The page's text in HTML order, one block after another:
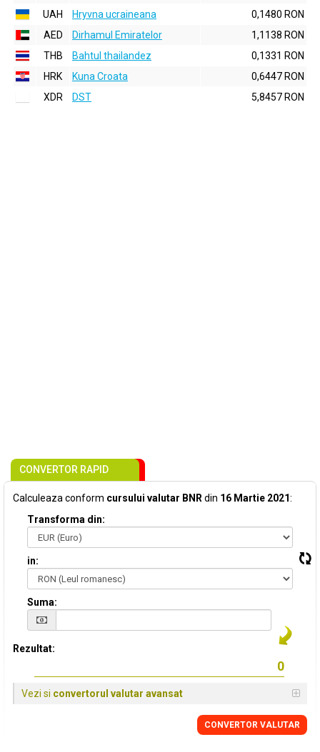
UAH
Hryvna ucraineana
0,1480 RON
AED
Dirhamul Emiratelor
1,1138 RON
THB
Bahtul thailandez
0,1331 RON
HRK
Kuna Croata
0,6447 RON
XDR
DST 5,8457 RON
CONVERTOR RAPID
Calculeaza conform cursului valutar BNR din 16 Martie 2021:
Transforma din:
in:
Suma:
Rezultat:
Vezi si convertorul valutar avansat
CONVERTOR VALUTAR